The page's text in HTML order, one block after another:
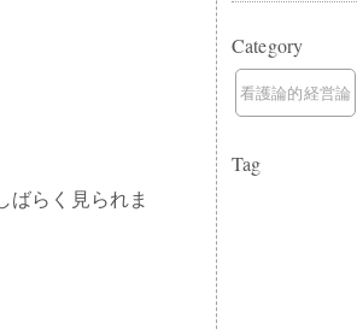
ばらく見られま
Category
看護論的経営論
Tag